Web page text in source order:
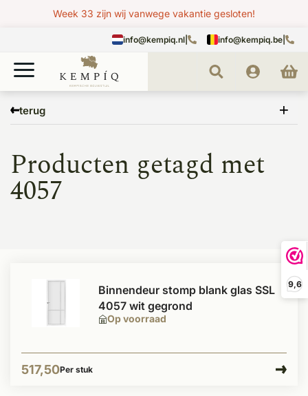
9,6
Week 33 zijn wij vanwege vakantie gesloten!
info@kempiq.nl info@kempiq.be
terug
4057
Producten getagd met
4057
Op voorraad
Binnendeur stomp blank glas SSL
4057 wit gegrond
517,50Per stuk